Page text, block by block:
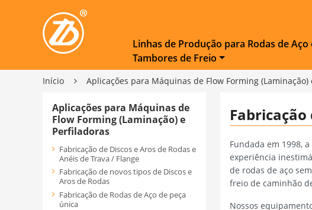
Linhas de Produção para Rodas de Aço
Tambores de Freio
Início Aplicações para Máquinas de Flow Forming (Laminação)
Fundada em 1998,
experiência
de rodas de aço
freio de caminhão
Nossos
Aplicações para Máquinas de
Flow Forming (Laminação) e
Perfiladoras
Fabricação de Discos e Aros de Rodas e
Anéis de Trava / Flange
Fabricação de novos tipos de Discos e
Aros de Rodas
Fabricação de Rodas de Aço de peça
única